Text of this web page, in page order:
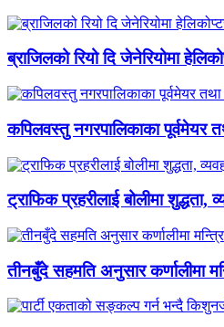
ब्राजिलको रियो दि जेनेरियोमा
कपिलवस्तु नगरपालिकाका पूर्वमेयर
ट्राफिक प्रहरीलाई बोलीमा
तीनबुँदे सहमति अनुसार कर्णालीमा